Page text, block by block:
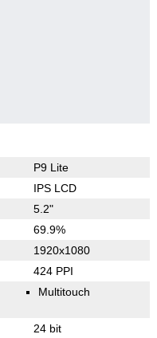
P9 Lite
IPS LCD
5.2"
69.9%
1920x1080
424 PPI
Multitouch
24 bit